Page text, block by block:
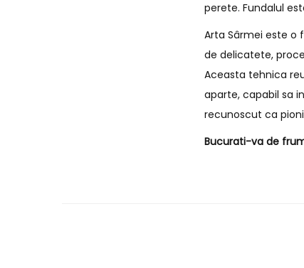
perete. Fundalul
Arta Sârmei este o
de delicatete,
Aceasta tehnica
aparte, capabil sa
recunoscut ca
Bucurati-va de